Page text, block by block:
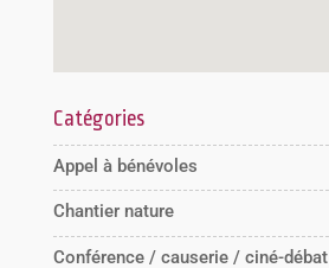
Catégories
Appel à bénévoles
Chantier nature
Conférence / causerie / ciné-débat